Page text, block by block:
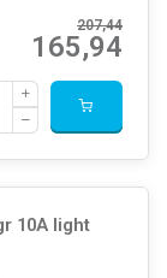
207,44
165,94
10A light